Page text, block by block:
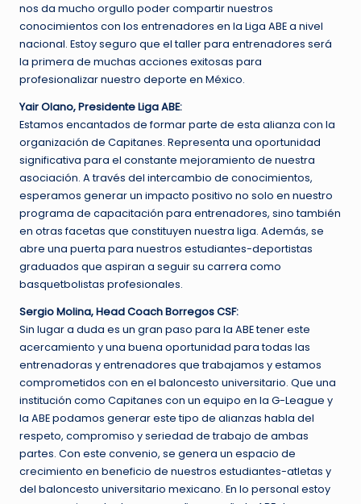
nos da mucho orgullo poder compartir nuestros
conocimientos con los entrenadores en la Liga ABE a nivel
nacional. Estoy seguro que el taller para entrenadores será
la primera de muchas acciones exitosas para
profesionalizar nuestro deporte en México.
Yair Olano, Presidente Liga ABE:
Estamos encantados de formar parte de esta alianza con la
organización de Capitanes. Representa una oportunidad
significativa para el constante mejoramiento de nuestra
asociación. A través del intercambio de conocimientos,
esperamos generar un impacto positivo no solo en nuestro
programa de capacitación para entrenadores, sino también
en otras facetas que constituyen nuestra liga. Además, se
abre una puerta para nuestros estudiantes-deportistas
graduados que aspiran a seguir su carrera como
basquetbolistas profesionales.
Sergio Molina, Head Coach Borregos CSF:
Sin lugar a duda es un gran paso para la ABE tener este
acercamiento y una buena oportunidad para todas las
entrenadoras y entrenadores que trabajamos y estamos
comprometidos con en el baloncesto universitario. Que una
institución como Capitanes con un equipo en la G-League y
la ABE podamos generar este tipo de alianzas habla del
respeto, compromiso y seriedad de trabajo de ambas
partes. Con este convenio, se genera un espacio de
crecimiento en beneficio de nuestros estudiantes-atletas y
del baloncesto universitario mexicano. En lo personal estoy